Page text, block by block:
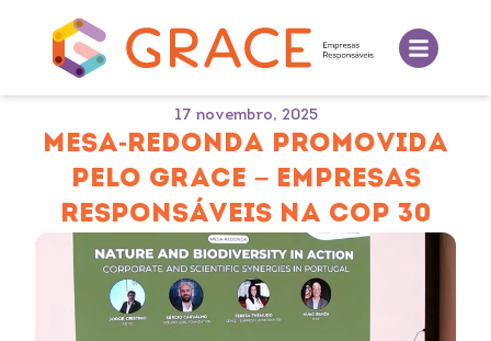
17 novembro, 2025
MESA-REDONDA PROMOVIDA
PELO GRACE – EMPRESAS
RESPONSÁVEIS NA COP 30